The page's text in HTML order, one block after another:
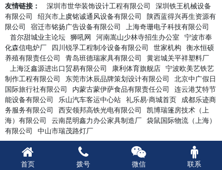
友情链接： 深圳市世华装饰设计工程有限公司
深圳铁王机械设备
有限公司
绍兴市上虞铭诚通风设备有限公司
陕西蓝得兴再生资源有
限公司
宿迁市铭扬广告设备有限公司
上海奇珊电子科技有限公司
首尔甜城业主论坛 狮吼网 河南嵩山少林寺招生办公室
宁波市奉
化森信电炉厂
四川锐孚工程制冷设备有限公司 世家机构
衡水恒硕
养殖有限责任公司
青岛班德瑞家具有限公司
黄岩城关平祥塑料厂
上海泛鑫源进出口贸易有限公司
康利体育旗舰店 宁波欧美艺铁艺
制作工程有限公司
东莞市沐辰品牌策划设计有限公司
北京中广假日
国际旅行社有限公司
内蒙古蒙伊萨食品有限责任公司
连云港艾特节
能设备有限公司
乐山汽车客运中心站 礼乐易·商城首页
成都乐迹商
务服务有限公司
西安领邦高铁光电有限公司
凯博瑞篷房技术（上
海）有限公司
云南昆明鑫力办公家具制造厂 袋鼠国际物流（上海）
有限公司
中山市瑞茂路灯厂
首页 拨号 微信 联系